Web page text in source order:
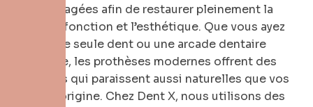
endommagées afin de restaurer pleinement la
santé, la fonction et l’esthétique. Que vous ayez
perdu une seule dent ou une arcade dentaire
complète, les prothèses modernes offrent des
solutions qui paraissent aussi naturelles que vos
dents d’origine. Chez Dent X, nous utilisons des